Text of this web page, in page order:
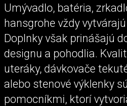
Umývadlo, batéria,
hansgrohe vždy
Doplnky však prinášajú
designu a pohodlia.
uteráky, dávkovače
alebo stenové výklenky
pomocníkmi, ktorí